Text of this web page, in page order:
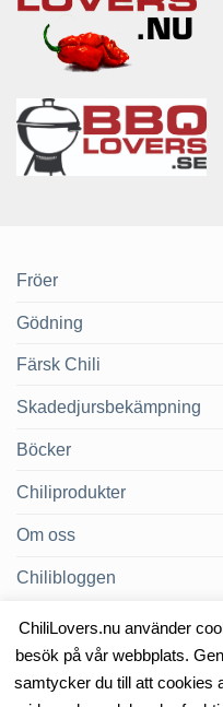
Fröer
Gödning
Färsk Chili
Skadedjursbekämpning
Böcker
Chiliprodukter
Om oss
Chilibloggen
OM
Copyright
ChiliLovers.nu använder
besök på vår webbplats.
samtycker du till att cookies